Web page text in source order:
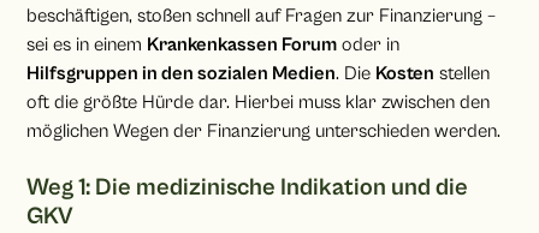
beschäftigen, stoßen schnell auf Fragen zur Finanzierung –
sei es in einem Krankenkassen Forum oder in
Hilfsgruppen in den sozialen Medien. Die Kosten stellen
oft die größte Hürde dar. Hierbei muss klar zwischen den
möglichen Wegen der Finanzierung unterschieden werden.
Weg 1: Die medizinische Indikation und die
GKV